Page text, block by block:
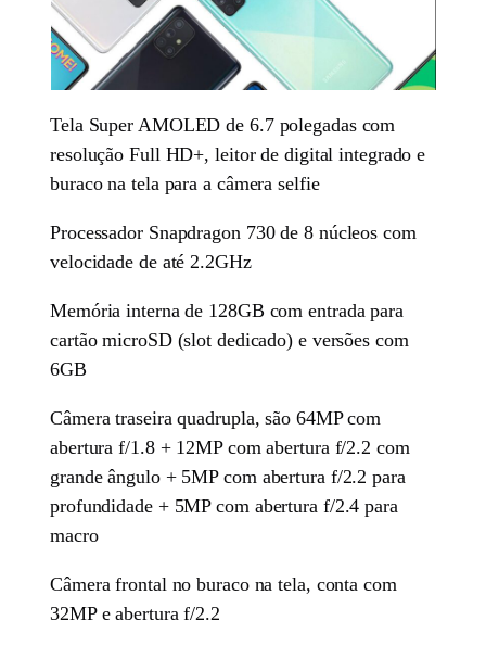
Tela Super AMOLED de 6.7 polegadas com
resolução Full HD+, leitor de digital integrado e
buraco na tela para a câmera selfie
Processador Snapdragon 730 de 8 núcleos com
velocidade de até 2.2GHz
Memória interna de 128GB com entrada para
cartão microSD (slot dedicado) e versões com
6GB
Câmera traseira quadrupla, são 64MP com
abertura f/1.8 + 12MP com abertura f/2.2 com
grande ângulo + 5MP com abertura f/2.2 para
profundidade + 5MP com abertura f/2.4 para
macro
Câmera frontal no buraco na tela, conta com
32MP e abertura f/2.2